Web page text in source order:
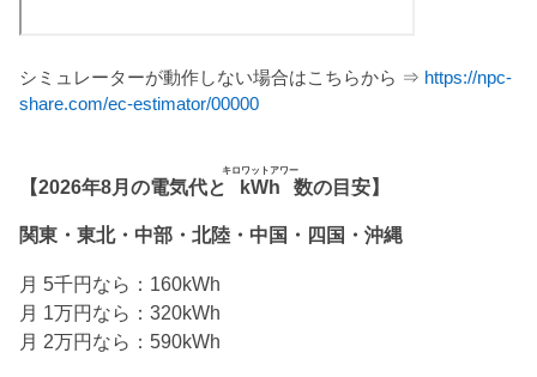
シミュレーターが動作しない場合はこちらから ⇒ https://npc-
share.com/ec-estimator/00000
【2026年8月の電気代と kWh
キロワットアワー
数の目安】
関東・東北・中部・北陸・中国・四国・沖縄
月 5千円なら：160kWh
月 1万円なら：320kWh
月 2万円なら：590kWh